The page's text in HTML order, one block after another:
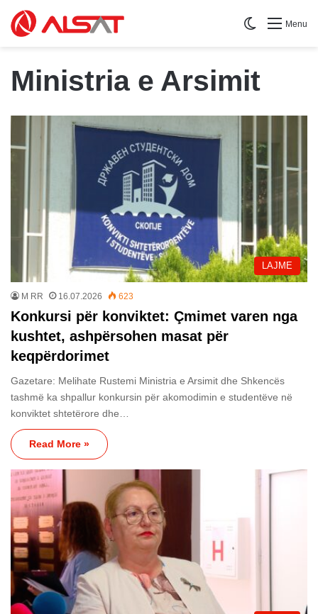
Menu
Switch skin
Ministria e Arsimit
LAJME
M RR 16.07.2026 623
Konkursi për konviktet: Çmimet varen nga
kushtet, ashpërsohen masat për
keqpërdorimet
Gazetare: Melihate Rustemi Ministria e Arsimit dhe Shkencës
tashmë ka shpallur konkursin për akomodimin e studentëve në
konviktet shtetërore dhe…
Read More »